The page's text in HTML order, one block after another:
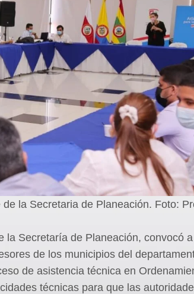
la Secretaria de Planeación. Foto:
la Secretaría de Planeación, convocó a
de los municipios del
de asistencia técnica en
técnicas para que las